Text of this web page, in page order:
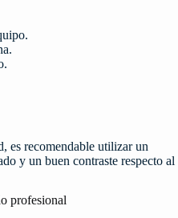
es recomendable utilizar un
y un buen contraste respecto al
profesional